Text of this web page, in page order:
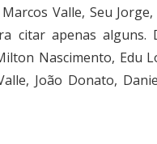
Valle, Seu
citar apenas alguns.
Nascimento, Edu
João Donato,